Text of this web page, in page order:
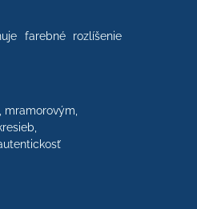
farebné rozlíšenie